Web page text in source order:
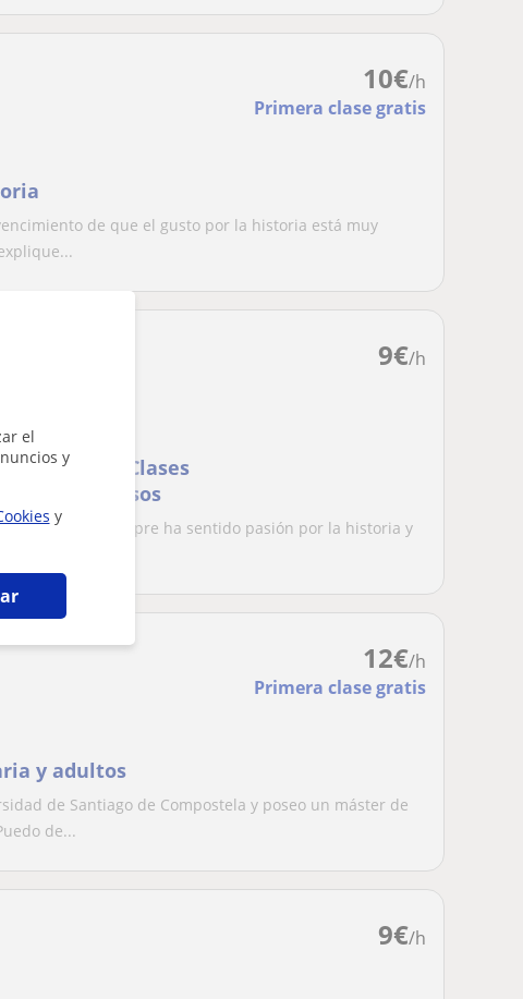
el
y
y
10€/h
Primera clase gratis
de que el gusto por la historia está muy
9€/h
la historia. Clases
recursos
horno que siempre ha sentido pasión por la historia y
12€/h
Primera clase gratis
y adultos
de Santiago de Compostela y poseo un máster de
de...
9€/h